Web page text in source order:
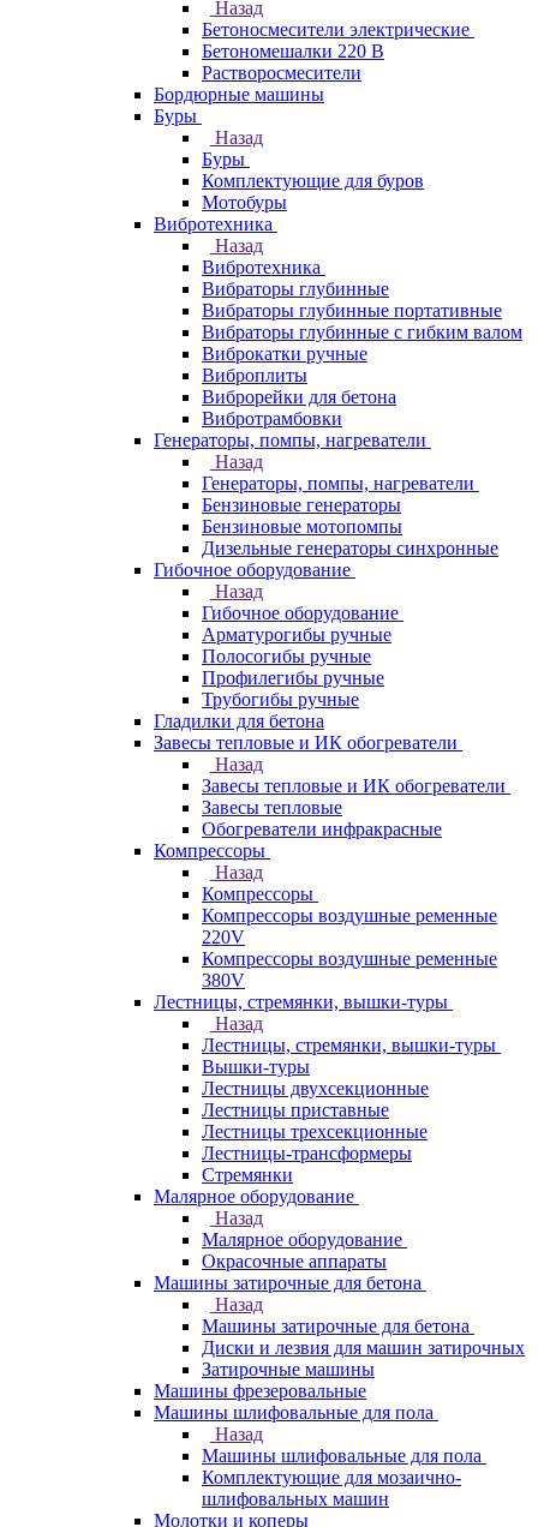
Назад
Бетоносмесители электрические
Бетономешалки 220 В
Растворосмесители
Бордюрные машины
Буры
Назад
Буры
Комплектующие для буров
Мотобуры
Вибротехника
Назад
Вибротехника
Вибраторы глубинные
Вибраторы глубинные портативные
Вибраторы глубинные с гибким валом
Виброкатки ручные
Виброплиты
Виброрейки для бетона
Вибротрамбовки
Генераторы, помпы, нагреватели
Назад
Генераторы, помпы, нагреватели
Бензиновые генераторы
Бензиновые мотопомпы
Дизельные генераторы синхронные
Гибочное оборудование
Назад
Гибочное оборудование
Арматурогибы ручные
Полосогибы ручные
Профилегибы ручные
Трубогибы ручные
Гладилки для бетона
Завесы тепловые и ИК обогреватели
Назад
Завесы тепловые и ИК обогреватели
Завесы тепловые
Обогреватели инфракрасные
Компрессоры
Назад
Компрессоры
Компрессоры воздушные ременные
220V
Компрессоры воздушные ременные
380V
Лестницы, стремянки, вышки-туры
Назад
Лестницы, стремянки, вышки-туры
Вышки-туры
Лестницы двухсекционные
Лестницы приставные
Лестницы трехсекционные
Лестницы-трансформеры
Стремянки
Малярное оборудование
Назад
Малярное оборудование
Окрасочные аппараты
Машины затирочные для бетона
Назад
Машины затирочные для бетона
Диски и лезвия для машин затирочных
Затирочные машины
Машины фрезеровальные
Машины шлифовальные для пола
Назад
Машины шлифовальные для пола
Комплектующие для мозаично-
шлифовальных машин
Молотки и коперы